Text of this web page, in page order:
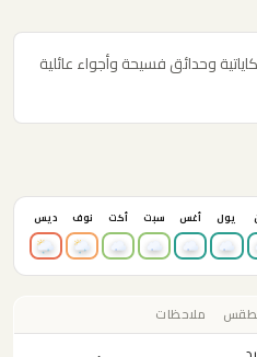
وحدائق فسيحة وأجواء عائلية
يول أغس سبت أكت نوف ديس
ملاحظات